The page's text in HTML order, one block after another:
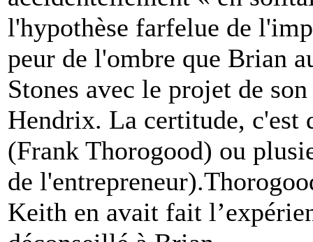
l'hypothèse farfelue de
peur de l'ombre que Brian
Stones avec le projet de
Hendrix. La certitude, c'est
(Frank Thorogood) ou
de
Keith en avait fait